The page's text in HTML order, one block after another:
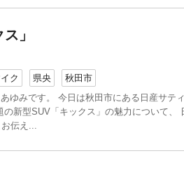
」
ク
県央
秋田市
ゆみです。 今日は秋田市にある日産サティ
新型SUV「キックス」の魅力について、
伝え...